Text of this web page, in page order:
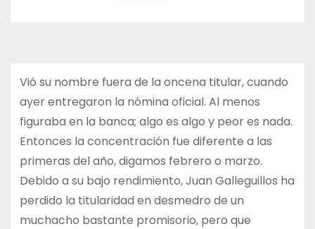
Vió su nombre fuera de la oncena titular, cuando
ayer entregaron la nómina oficial. Al menos
figuraba en la banca; algo es algo y peor es nada.
Entonces la concentración fue diferente a las
primeras del año, digamos febrero o marzo.
Debido a su bajo rendimiento, Juan Galleguillos ha
perdido la titularidad en desmedro de un
muchacho bastante promisorio, pero que